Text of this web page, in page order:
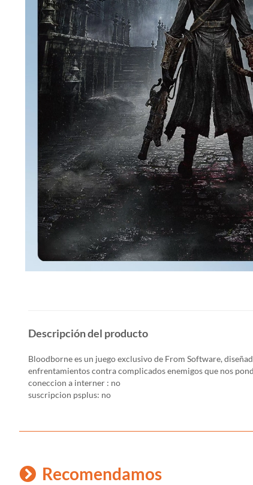
Descripción del producto
Bloodborne es un juego exclusivo de From Software,
enfrentamientos contra complicados enemigos que nos
coneccion a interner : no
suscripcion psplus: no
Recomendamos